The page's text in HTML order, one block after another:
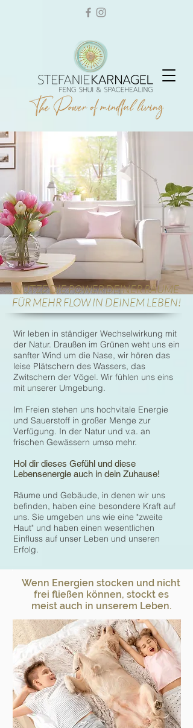
NUTZE DIE POWER DEINER RÄUME
FÜR MEHR FLOW IN DEINEM LEBEN!
Wir leben in ständiger Wechselwirkung mit
der Natur. Draußen im Grünen weht uns ein
sanfter Wind um die Nase, wir hören das
leise Plätschern des Wassers, das
Zwitschern der Vögel. Wir fühlen uns eins
mit unserer Umgebung.
Im Freien stehen uns hochvitale Energie
und Sauerstoff in großer Menge zur
Verfügung. In der Natur und v.a. an
frischen Gewässern umso mehr.
Hol dir dieses Gefühl und diese
Lebensenergie auch in dein Zuhause!
Räume und Gebäude, in denen wir uns
befinden, haben eine besondere Kraft auf
uns. Sie umgeben uns wie eine "zweite
Haut" und haben einen wesentlichen
Einfluss auf unser Leben und unseren
Erfolg.
Wenn Energien stocken und nicht
frei fließen können, stockt es
meist auch in unserem Leben.